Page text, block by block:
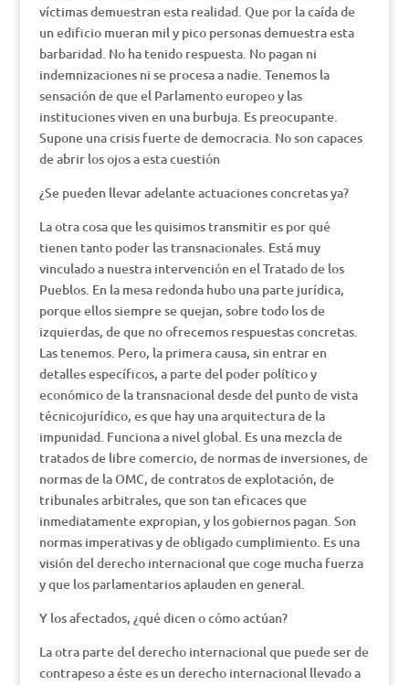
víctimas demuestran esta realidad. Que por la caída de
un edificio mueran mil y pico personas demuestra esta
barbaridad. No ha tenido respuesta. No pagan ni
indemnizaciones ni se procesa a nadie. Tenemos la
sensación de que el Parlamento europeo y las
instituciones viven en una burbuja. Es preocupante.
Supone una crisis fuerte de democracia. No son capaces
de abrir los ojos a esta cuestión
¿Se pueden llevar adelante actuaciones concretas ya?
La otra cosa que les quisimos transmitir es por qué
tienen tanto poder las transnacionales. Está muy
vinculado a nuestra intervención en el Tratado de los
Pueblos. En la mesa redonda hubo una parte jurídica,
porque ellos siempre se quejan, sobre todo los de
izquierdas, de que no ofrecemos respuestas concretas.
Las tenemos. Pero, la primera causa, sin entrar en
detalles específicos, a parte del poder político y
económico de la transnacional desde del punto de vista
técnicojurídico, es que hay una arquitectura de la
impunidad. Funciona a nivel global. Es una mezcla de
tratados de libre comercio, de normas de inversiones, de
normas de la OMC, de contratos de explotación, de
tribunales arbitrales, que son tan eficaces que
inmediatamente expropian, y los gobiernos pagan. Son
normas imperativas y de obligado cumplimiento. Es una
visión del derecho internacional que coge mucha fuerza
y que los parlamentarios aplauden en general.
Y los afectados, ¿qué dicen o cómo actúan?
La otra parte del derecho internacional que puede ser de
contrapeso a éste es un derecho internacional llevado a